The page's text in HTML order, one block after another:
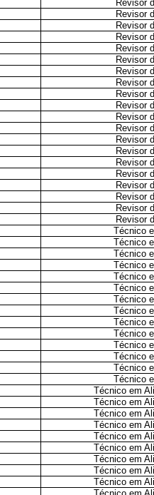
Revisor
Revisor
Revisor
Revisor
Revisor
Revisor
Revisor
Revisor
Revisor
Revisor
Revisor
Revisor
Revisor
Revisor
Revisor
Revisor
Revisor
Revisor
Revisor
Revisor
Técnico
Técnico
Técnico
Técnico
Técnico
Técnico
Técnico
Técnico
Técnico
Técnico
Técnico
Técnico
Técnico
Técnico
Técnico em
Técnico em
Técnico em
Técnico em
Técnico em
Técnico em
Técnico em
Técnico em
Técnico em